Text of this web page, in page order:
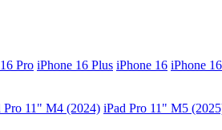
Pro iPhone 16 Plus iPhone 16 iPhone
Pro 11" M4 (2024) iPad Pro 11" M5